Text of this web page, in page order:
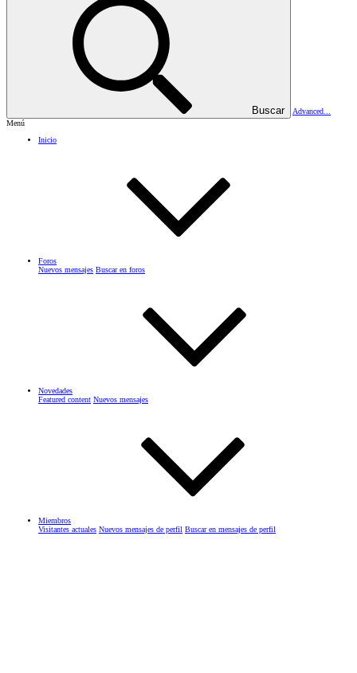
Buscar
Advanced...
Menú
Inicio
Foros
Nuevos mensajes Buscar en foros
Novedades
Featured content Nuevos mensajes
Miembros
Visitantes actuales Nuevos mensajes de perfil Buscar en mensajes de perfil